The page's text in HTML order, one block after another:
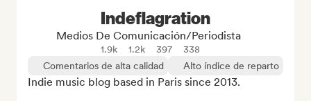
Indeflagration
Medios De Comunicación/Periodista
1.9k 1.2k 397
338
Comentarios de alta calidad
Alto índice de reparto
Indie music blog based in Paris since 2013.